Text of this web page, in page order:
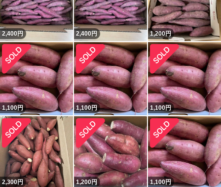
2,400円 2,400円 1,200円
1,100円 1,100円 1,100円
2,300円 1,200円 1,100円